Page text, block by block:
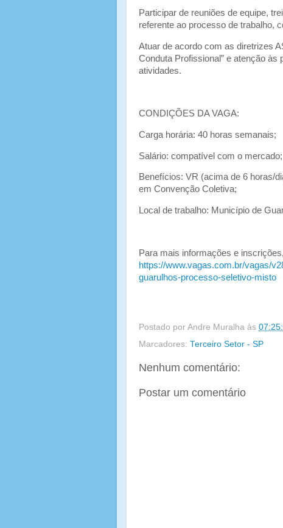
Participar de reuniões de equipe,
referente ao processo de trabalho,
Atuar de acordo com as diretrizes
Conduta Profissional” e atenção
atividades.
CONDIÇÕES DA VAGA:
Carga horária: 40 horas semanais;
Salário: compatível com o mercado;
Benefícios: VR (acima de 6 horas/
em Convenção Coletiva;
Local de trabalho: Município de
Para mais informações e
https://www.vagas.com.br/vagas/
guarulhos-processo-seletivo-misto
Postado por Andre Muralha às
Marcadores: Terceiro Setor - SP
Nenhum comentário:
Postar um comentário